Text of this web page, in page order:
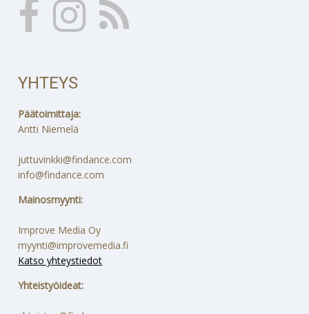
YHTEYS
Päätoimittaja:
Antti Niemelä
juttuvinkki@findance.com
info@findance.com
Mainosmyynti:
Improve Media Oy
myynti@improvemedia.fi
Katso yhteystiedot
Yhteistyöideat: